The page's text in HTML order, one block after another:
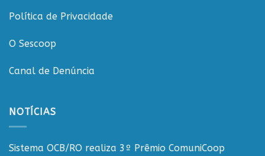
Política de Privacidade
O Sescoop
Canal de Denúncia
NOTÍCIAS
Sistema OCB/RO realiza 3º Prêmio ComuniCoop